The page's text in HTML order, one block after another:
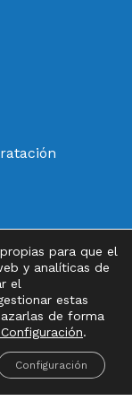
0,00
Compra
para que el
y analíticas de
el
estas
de forma
.
Configuración